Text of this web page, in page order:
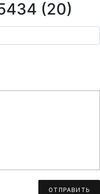
(20)
ОТПРАВИТЬ